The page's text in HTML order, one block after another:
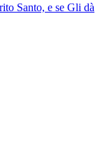
Santo, e se Gli dà